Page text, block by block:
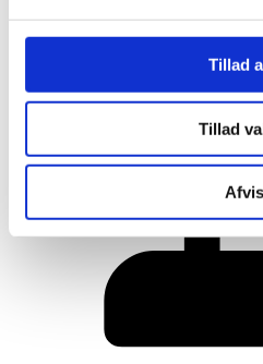
Tillad
Tillad
Afvis
Her er alle vinderne
Rainbow Awards